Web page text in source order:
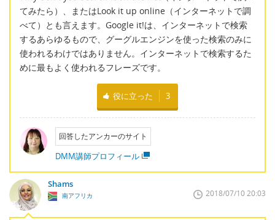
てみたら）、またはLook it up online（インターネットで調
べて）とも言えます。Google it!は、インターネットで検索
するあらゆるもので、グーグルエンジンを使った検索のみに
使われるわけではありません。インターネットで検索するた
めに最もよく使われるフレーズです。
役に立った 3
回答したアンカーのサイト
DMM講師プロフィール
Shams
南アフリカ 2018/07/10 20:03